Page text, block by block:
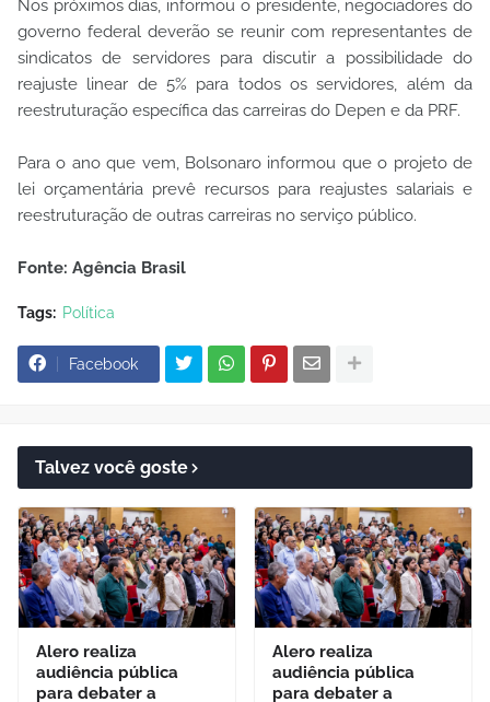
Nos próximos dias, informou o presidente, negociadores do
governo federal deverão se reunir com representantes de
sindicatos de servidores para discutir a possibilidade do
reajuste linear de 5% para todos os servidores, além da
reestruturação específica das carreiras do Depen e da PRF.
Para o ano que vem, Bolsonaro informou que o projeto de
lei orçamentária prevê recursos para reajustes salariais e
reestruturação de outras carreiras no serviço público.
Fonte: Agência Brasil
Tags: Política
Facebook
Talvez você goste
Alero realiza
audiência pública
para debater a
Alero realiza
audiência pública
para debater a